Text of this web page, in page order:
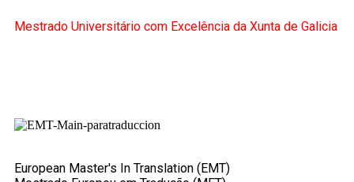
Mestrado Universitário com Excelência da Xunta de Galicia
European Master's In Translation (EMT)